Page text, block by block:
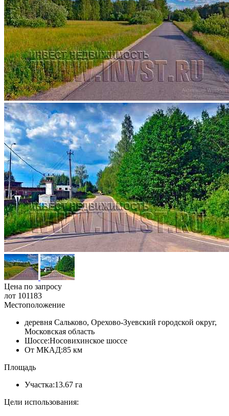
Цена по запросу
лот 101183
Местоположение
деревня Сальково, Орехово-Зуевский городской округ,
Московская область
Шоссе:Носовихинское шоссе
От МКАД:85 км
Площадь
Участка:13.67 га
Цели использования: